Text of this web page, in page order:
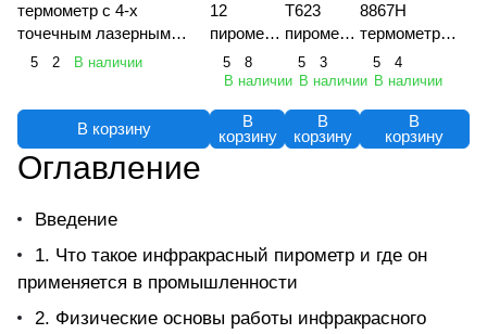
термометр с 4-х
точечным лазерным
целеуказателем (оптика
5 2 В наличии
В корзину
12
пирометр
инфракра
сный
5
8
В наличии
В
корзину
T623
пирометр
инфракра
сный
5
3
В наличии
В
корзину
8867H
термометр
инфракрасны
й (пирометр)
5
4
В наличии
В
корзину
Оглавление
Введение
1. Что такое инфракрасный пирометр и где он
применяется в промышленности
2. Физические основы работы инфракрасного